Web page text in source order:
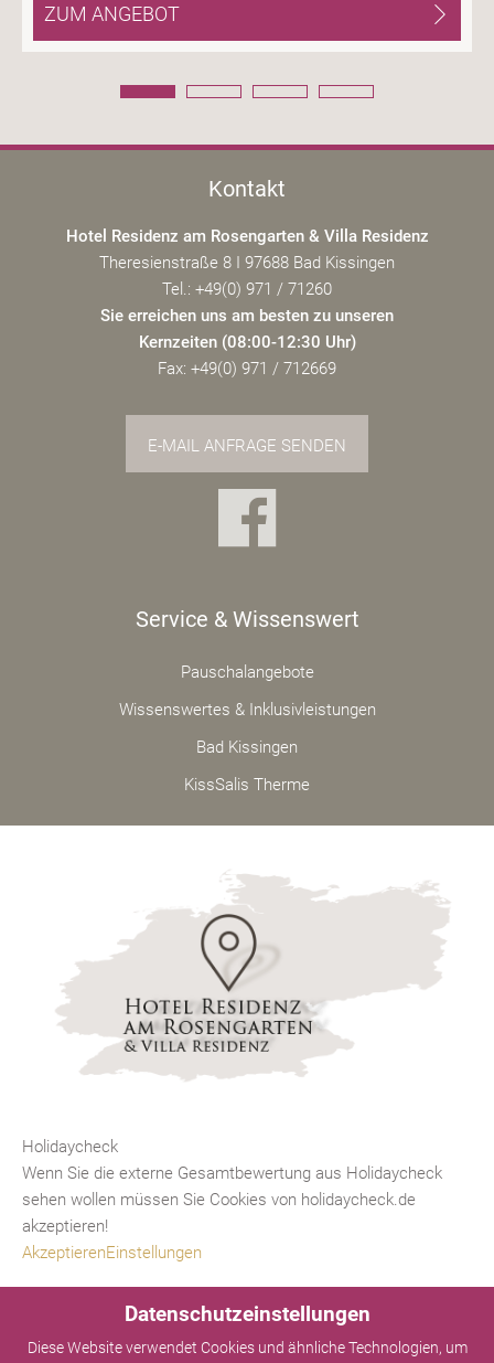
Datenschutzeinstellungen
Diese Website verwendet Cookies und ähnliche Technologien, um
ZUM ANGEBOT
Kontakt
Hotel Residenz am Rosengarten & Villa Residenz
Theresienstraße 8 I 97688 Bad Kissingen
Tel.: +49(0) 971 / 71260
Sie erreichen uns am besten zu unseren
Kernzeiten (08:00-12:30 Uhr)
Fax: +49(0) 971 / 712669
E-MAIL ANFRAGE SENDEN
Service & Wissenswert
Pauschalangebote
Wissenswertes & Inklusivleistungen
Bad Kissingen
KissSalis Therme
Holidaycheck
Wenn Sie die externe Gesamtbewertung aus Holidaycheck
sehen wollen müssen Sie Cookies von holidaycheck.de
akzeptieren!
AkzeptierenEinstellungen